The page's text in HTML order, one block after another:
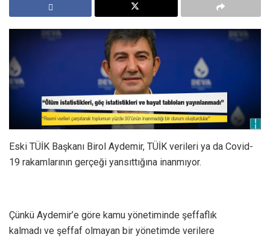
Eski TÜİK Başkanı Birol Aydemir, TÜİK verileri ya da Covid-
19 rakamlarının gerçeği yansıttığına inanmıyor.
Çünkü Aydemir’e göre kamu yönetiminde şeffaflık
kalmadı ve şeffaf olmayan bir yönetimde verilere